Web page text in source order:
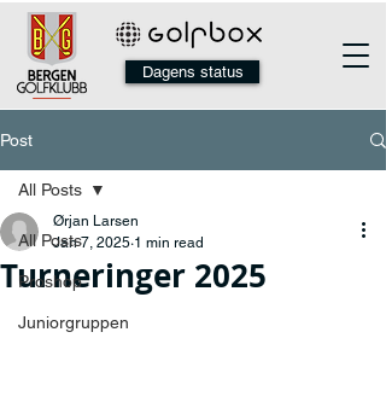
Dagens status
Post
All Posts
Proshop
Juniorgruppen
All Posts
Turneringer 2025
Ørjan Larsen
Jan 7, 2025 1 min read